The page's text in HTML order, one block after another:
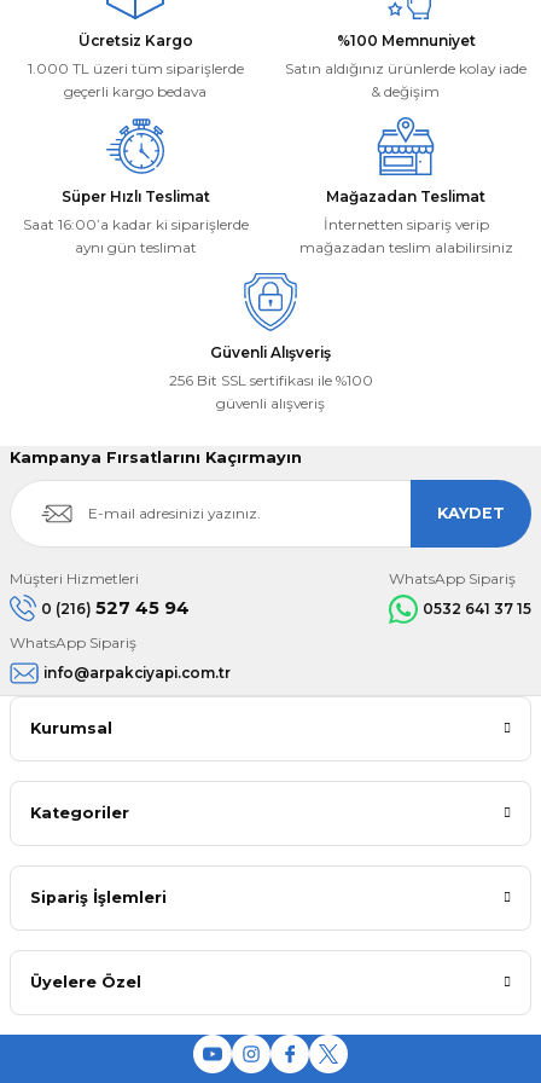
Bu ürüne benzer farklı alternatifler olmalı.
Ücretsiz Kargo
1.000 TL üzeri tüm siparişlerde
geçerli kargo bedava
%100 Memnuniyet
Satın aldığınız ürünlerde kolay iade
& değişim
Süper Hızlı Teslimat
Saat 16:00’a kadar ki siparişlerde
aynı gün teslimat
Mağazadan Teslimat
İnternetten sipariş verip
mağazadan teslim alabilirsiniz
Güvenli Alışveriş
256 Bit SSL sertifikası ile %100
güvenli alışveriş
Kampanya Fırsatlarını Kaçırmayın
KAYDET
Müşteri Hizmetleri
0 (216) 527 45 94
WhatsApp Sipariş
0532 641 37 15
WhatsApp Sipariş
info@arpakciyapi.com.tr
Kurumsal
Kategoriler
Sipariş İşlemleri
Üyelere Özel